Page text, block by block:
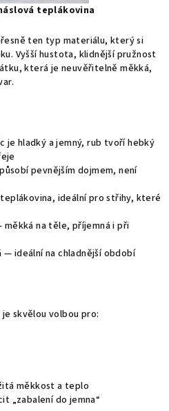
teplákovina
ten typ materiálu, který si
Vyšší hustota, klidnější pružnost
která je neuvěřitelně měkká,
je hladký a jemný, rub tvoří hebký
pevnějším dojmem, není
ideální pro střihy, které
měkká na těle, příjemná i při
— ideální na chladnější období
skvělou volbou pro:
měkkost a teplo
„zabalení do jemna“